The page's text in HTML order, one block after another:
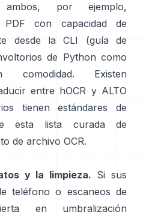
ambos, por ejemplo,
con capacidad de
desde la CLI (guía de
de Python como
comodidad. Existen
entre hOCR y ALTO
tienen estándares de
esta lista curada de
de archivo OCR.
y la limpieza. Si sus
teléfono o escaneos de
en umbralización